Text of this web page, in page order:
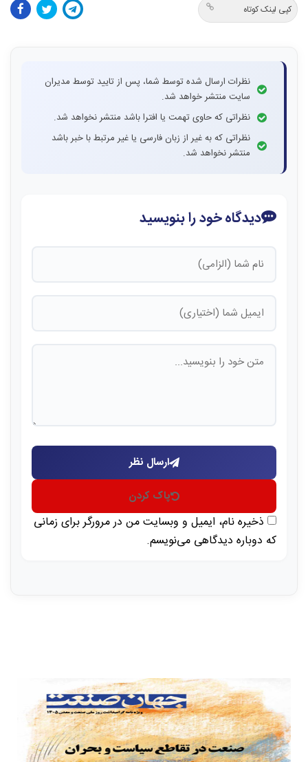
کپی لینک کوتاه
نظرات ارسال شده توسط شما، پس از تایید توسط مدیران
سایت منتشر خواهد شد.
نظراتی که حاوی تهمت یا افترا باشد منتشر نخواهد شد.
نظراتی که به غیر از زبان فارسی یا غیر مرتبط با خبر باشد
منتشر نخواهد شد.
دیدگاه خود را بنویسید
ارسال نظر
پاک کردن
ذخیره نام، ایمیل و وبسایت من در مرورگر برای زمانی
که دوباره دیدگاهی می‌نویسم.